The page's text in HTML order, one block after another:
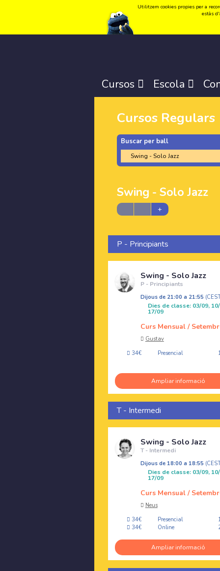
Idioma:Català -Castellano-English
Cursos Escola
Cursos Regulars
Buscar per ball
Swing - Solo Jazz
+
P - Principiants
Swing - Solo Jazz
P - Principiants
Dijous de 21:00 a 21:55
Dies de classe: 03/09,
17/09
Curs Mensual /
Gustav
34€
Presencial
Ampliar informació
T - Intermedi
Swing - Solo Jazz
T - Intermedi
Dijous de 18:00 a 18:55
Dies de classe: 03/09,
17/09
Curs Mensual /
Neus
34€
Presencial
34€
Online
Ampliar informació
Utilitzem cookies propies per a
estàs